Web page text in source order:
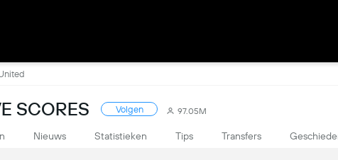
SCORES Volgen 97.05M
Nieuws Statistieken Tips Transfers